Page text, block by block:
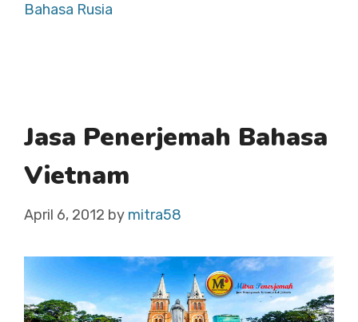
Bahasa Rusia
Jasa Penerjemah Bahasa
Vietnam
April 6, 2012 by mitra58